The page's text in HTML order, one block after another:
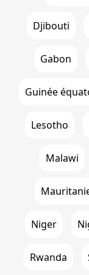
Djibouti
Gabon
Guinée
Lesotho
Malawi
Niger
Rwanda